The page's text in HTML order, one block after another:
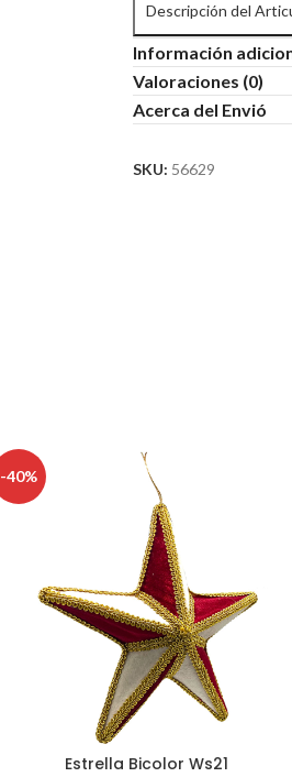
Descripción del
Información
Valoraciones (0)
Acerca del Envió
SKU: 56629
-40%
Estrella Bicolor Ws21